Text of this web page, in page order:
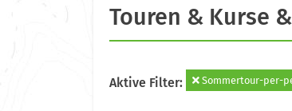
Touren & Kurse
Aktive Filter: Sommertour-per-